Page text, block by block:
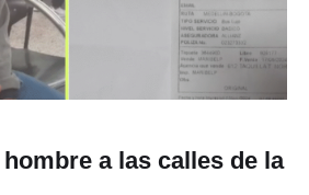
a las calles de la